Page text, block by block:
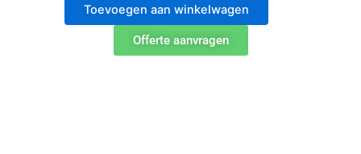
aantal
Toevoegen aan winkelwagen
Offerte aanvragen